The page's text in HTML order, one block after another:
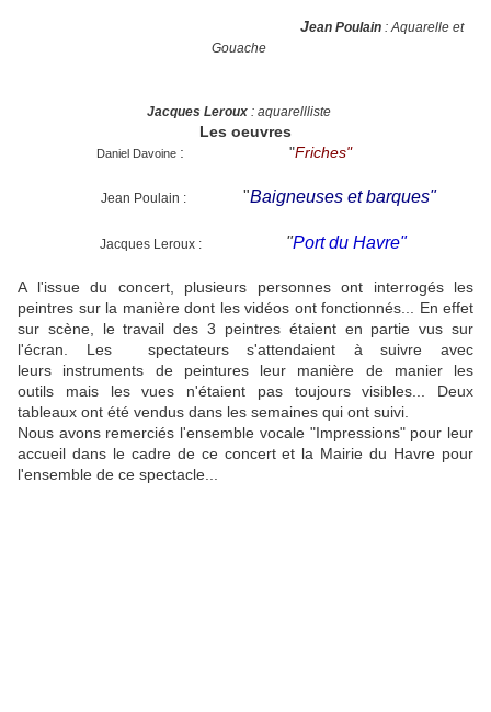
Jean Poulain: Aquarelle et
Gouache
Jacques Leroux : aquarellliste
Les oeuvres
Daniel Davoine : "Friches"
Jean Poulain : "Baigneuses et barques"
Jacques Leroux : "Port du Havre"
A l'issue du concert, plusieurs personnes ont interrogés les
peintres sur la manière dont les vidéos ont fonctionnés... En effet
sur scène, le travail des 3 peintres étaient en partie vus sur
l'écran. Les spectateurs s'attendaient à suivre avec
leurs instruments de peintures leur manière de manier les
outils mais les vues n'étaient pas toujours visibles... Deux
tableaux ont été vendus dans les semaines qui ont suivi.
Nous avons remerciés l'ensemble vocale "Impressions" pour leur
accueil dans le cadre de ce concert et la Mairie du Havre pour
l'ensemble de ce spectacle...